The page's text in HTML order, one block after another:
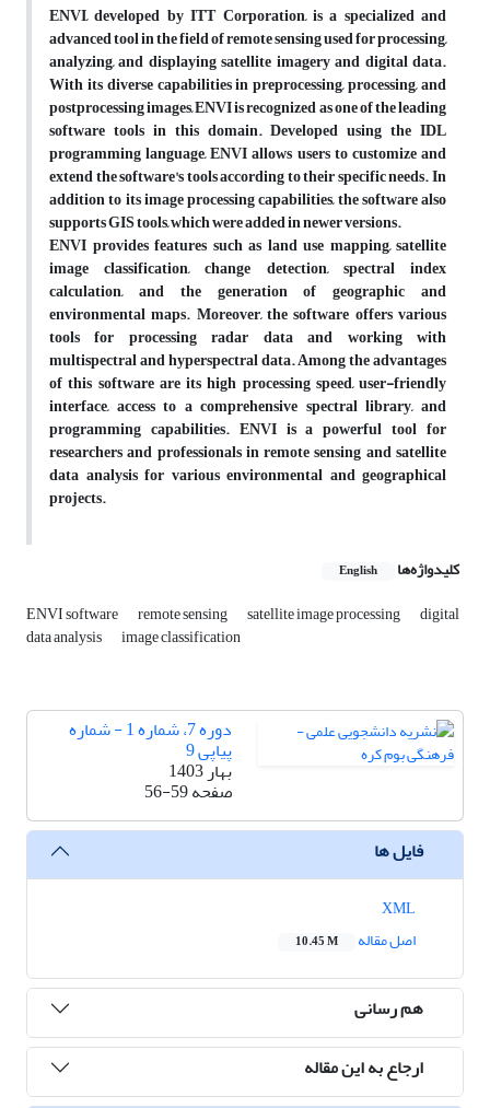
ENVI, developed by ITT Corporation, is a specialized and
advanced tool in the field of remote sensing used for processing,
analyzing, and displaying satellite imagery and digital data.
With its diverse capabilities in preprocessing, processing, and
postprocessing images, ENVI is recognized as one of the leading
software tools in this domain. Developed using the IDL
programming language, ENVI allows users to customize and
extend the software's tools according to their specific needs. In
addition to its image processing capabilities, the software also
supports GIS tools, which were added in newer versions.
ENVI provides features such as land use mapping, satellite
image classification, change detection, spectral index
calculation, and the generation of geographic and
environmental maps. Moreover, the software offers various
tools for processing radar data and working with
multispectral and hyperspectral data. Among the advantages
of this software are its high processing speed, user-friendly
interface, access to a comprehensive spectral library, and
programming capabilities. ENVI is a powerful tool for
researchers and professionals in remote sensing and satellite
data analysis for various environmental and geographical
projects.
کلیدواژه‌ها English
ENVI software remote sensing satellite image processing digital
data analysis image classification
دوره 7، شماره 1 - شماره
پیاپی 9
بهار 1403
صفحه56-59
فایل ها
اصل مقاله
10.45 M
هم رسانی
ارجاع به این مقاله